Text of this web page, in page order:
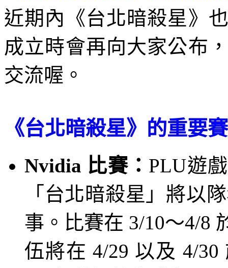
近期內《台北暗殺星》
成立時會再向大家公布
交流喔。
《台北暗殺星》的重要
Nvidia 比賽： PLU遊
「台北暗殺星」將以
事。比賽在 3/10～4/8
伍將在4/29 以及 4/30